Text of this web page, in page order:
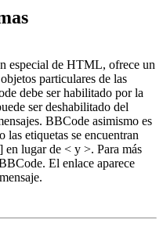
especial de HTML, ofrece un
particulares de las
debe ser habilitado por la
ser deshabilitado del
BBCode asimismo es
etiquetas se encuentran
en lugar de < y >. Para más
El enlace aparece